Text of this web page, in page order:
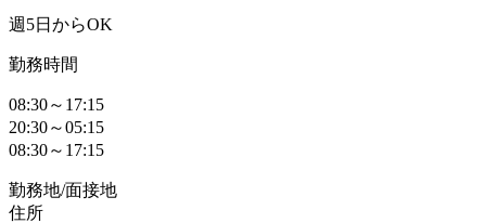
週5日からOK
勤務時間
08:30～17:15
20:30～05:15
08:30～17:15
勤務地/面接地
住所